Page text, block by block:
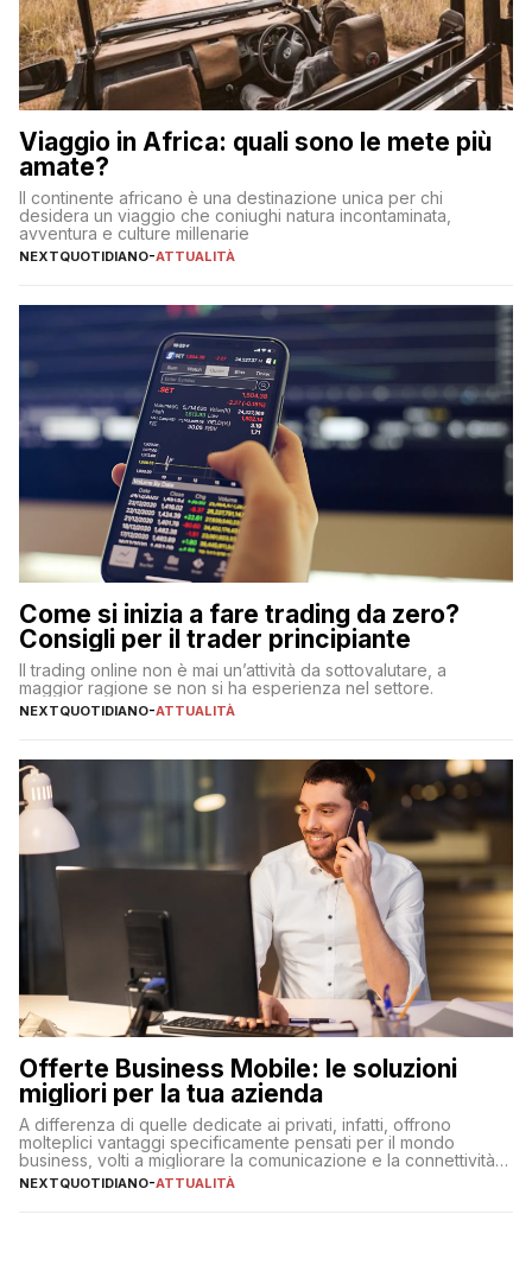
Viaggio in Africa: quali sono le mete più
amate?
Il continente africano è una destinazione unica per chi
desidera un viaggio che coniughi natura incontaminata,
avventura e culture millenarie
NEXTQUOTIDIANO-ATTUALITÀ
Come si inizia a fare trading da zero?
Consigli per il trader principiante
Il trading online non è mai un’attività da sottovalutare, a
maggior ragione se non si ha esperienza nel settore.
NEXTQUOTIDIANO-ATTUALITÀ
Offerte Business Mobile: le soluzioni
migliori per la tua azienda
A differenza di quelle dedicate ai privati, infatti, offrono
molteplici vantaggi specificamente pensati per il mondo
business, volti a migliorare la comunicazione e la connettività
degli utenti
NEXTQUOTIDIANO-ATTUALITÀ